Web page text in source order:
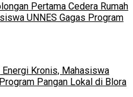
Pertama Cedera Rumah
UNNES Gagas Program
Energi Kronis, Mahasiswa
Pangan Lokal di Blora